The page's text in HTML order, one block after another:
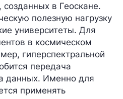
созданных в Геоскане.
полезную нагрузку
университеты. Для
в космическом
гиперспектральной
передача
данных. Именно для
применять